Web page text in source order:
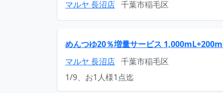
マルヤ 長沼店 千葉市稲毛区
めんつゆ20％増量サービス
マルヤ 長沼店 千葉市稲毛区
1/9、お1人様1点迄